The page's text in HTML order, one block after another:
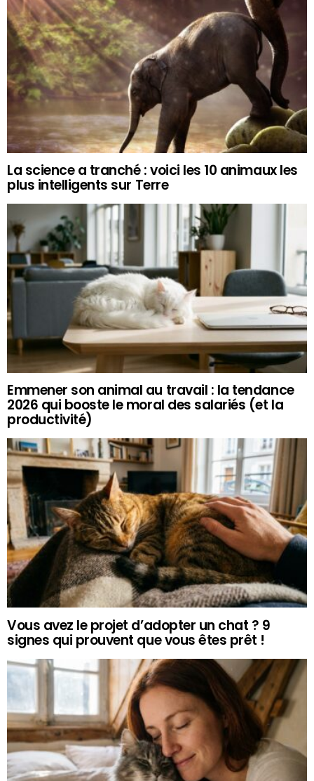
La science a tranché : voici les 10 animaux les
plus intelligents sur Terre
Emmener son animal au travail : la tendance
2026 qui booste le moral des salariés (et la
productivité)
Vous avez le projet d’adopter un chat ? 9
signes qui prouvent que vous êtes prêt !